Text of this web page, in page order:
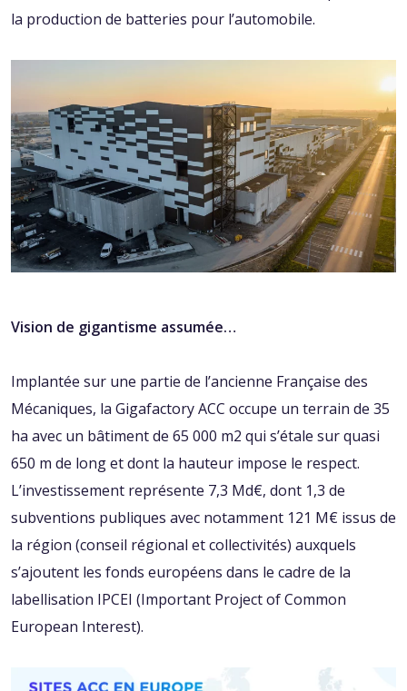
la production de batteries pour l’automobile.
Vision de gigantisme assumée…
Implantée sur une partie de l’ancienne Française des
Mécaniques, la Gigafactory ACC occupe un terrain de 35
ha avec un bâtiment de 65 000 m2 qui s’étale sur quasi
650 m de long et dont la hauteur impose le respect.
L’investissement représente 7,3 Md€, dont 1,3 de
subventions publiques avec notamment 121 M€ issus de
la région (conseil régional et collectivités) auxquels
s’ajoutent les fonds européens dans le cadre de la
labellisation IPCEI (Important Project of Common
European Interest).